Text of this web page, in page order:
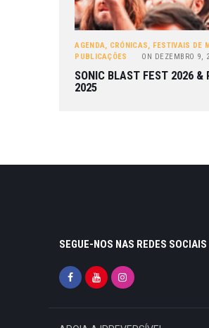
AGENDA, CRÓNICAS, FESTIVAIS DE
PUBLICAÇÕES
ON DEZEMBRO 9,
SONIC BLAST FEST 2026 &
2025
SEGUE-NOS NAS REDES SOCIAIS